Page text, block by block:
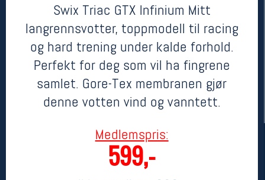
Swix Triac GTX Infinium Mitt
langrennsvotter, toppmodell til racing
og hard trening under kalde forhold.
Perfekt for deg som vil ha fingrene
samlet. Gore-Tex membranen gjør
denne votten vind og vanntett.
Medlemspris:
599,-